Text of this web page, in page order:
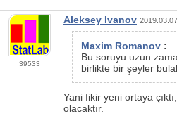
39533
Aleksey Ivanov
Maxim Romanov :
Bu soruyu uzun
birlikte bir şeyler
Yani fikir yeni ortaya
olacaktır.